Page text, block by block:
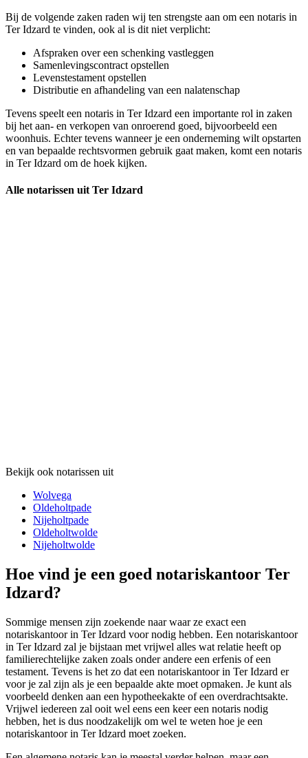
Bij de volgende zaken raden wij ten strengste aan om een notaris in
Ter Idzard te vinden, ook al is dit niet verplicht:
Afspraken over een schenking vastleggen
Samenlevingscontract opstellen
Levenstestament opstellen
Distributie en afhandeling van een nalatenschap
Tevens speelt een notaris in Ter Idzard een importante rol in zaken
bij het aan- en verkopen van onroerend goed, bijvoorbeeld een
woonhuis. Echter tevens wanneer je een onderneming wilt opstarten
en van bepaalde rechtsvormen gebruik gaat maken, komt een notaris
in Ter Idzard om de hoek kijken.
Alle notarissen uit Ter Idzard
Bekijk ook notarissen uit
Wolvega
Oldeholtpade
Nijeholtpade
Oldeholtwolde
Nijeholtwolde
Hoe vind je een goed notariskantoor Ter
Idzard?
Sommige mensen zijn zoekende naar waar ze exact een
notariskantoor in Ter Idzard voor nodig hebben. Een notariskantoor
in Ter Idzard zal je bijstaan met vrijwel alles wat relatie heeft op
familierechtelijke zaken zoals onder andere een erfenis of een
testament. Tevens is het zo dat een notariskantoor in Ter Idzard er
voor je zal zijn als je een bepaalde akte moet opmaken. Je kunt als
voorbeeld denken aan een hypotheekakte of een overdrachtsakte.
Vrijwel iedereen zal ooit wel eens een keer een notaris nodig
hebben, het is dus noodzakelijk om wel te weten hoe je een
notariskantoor in Ter Idzard moet zoeken.